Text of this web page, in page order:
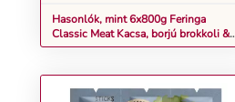
Hasonlók, mint 6x800g Feringa
Classic Meat Kacsa, borjú brokkoli &
pitypang nedves macskatáp mix 1:
pisztráng mix. 2: nyúl & pulyka,
bárány & marha, kacsa & borjú